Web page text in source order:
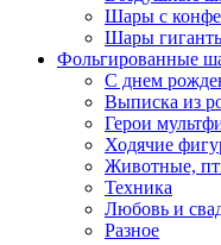
Шары с
Шары
Фольгированные
С днем
Выписка из
Герои
Ходячие
Животные,
Техника
Любовь и
Разное